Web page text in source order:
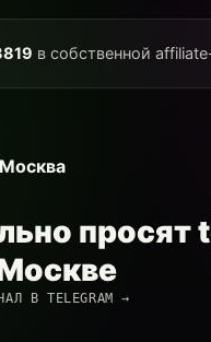
в собственной
В TELEGRAM →